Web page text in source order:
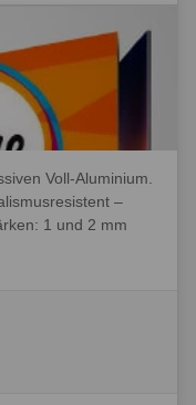
Voll-Aluminium.
–
1 und 2 mm